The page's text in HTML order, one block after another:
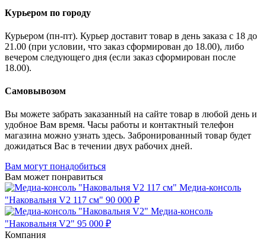
Курьером по городу
Курьером (пн-пт). Курьер доставит товар в день заказа с 18 до
21.00 (при условии, что заказ сформирован до 18.00), либо
вечером следующего дня (если заказ сформирован после
18.00).
Самовывозом
Вы можете забрать заказанный на сайте товар в любой день и
удобное Вам время. Часы работы и контактный телефон
магазина можно узнать здесь. Забронированный товар будет
дожидаться Вас в течении двух рабочих дней.
Вам могут понадобиться
Вам может понравиться
Медиа-консоль
"Наковальня V2 117 см" 90 000 ₽
Медиа-консоль
"Наковальня V2" 95 000 ₽
Компания